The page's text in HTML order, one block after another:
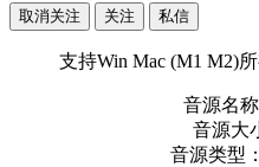
取消关注 关注 私信
支持Win Mac (M1 M2)
音源名
音源大
音源类型